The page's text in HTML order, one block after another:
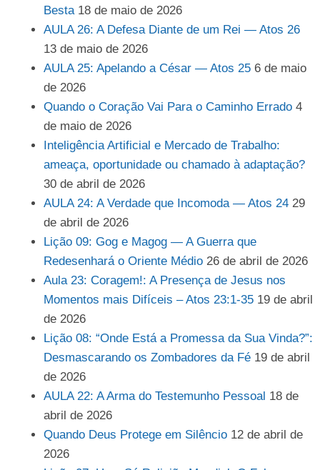
Besta 18 de maio de 2026
AULA 26: A Defesa Diante de um Rei — Atos 26
13 de maio de 2026
AULA 25: Apelando a César — Atos 25 6 de maio
de 2026
Quando o Coração Vai Para o Caminho Errado 4
de maio de 2026
Inteligência Artificial e Mercado de Trabalho:
ameaça, oportunidade ou chamado à adaptação?
30 de abril de 2026
AULA 24: A Verdade que Incomoda — Atos 24 29
de abril de 2026
Lição 09: Gog e Magog — A Guerra que
Redesenhará o Oriente Médio 26 de abril de 2026
Aula 23: Coragem!: A Presença de Jesus nos
Momentos mais Difíceis – Atos 23:1-35 19 de abril
de 2026
Lição 08: “Onde Está a Promessa da Sua Vinda?”:
Desmascarando os Zombadores da Fé 19 de abril
de 2026
AULA 22: A Arma do Testemunho Pessoal 18 de
abril de 2026
Quando Deus Protege em Silêncio 12 de abril de
2026